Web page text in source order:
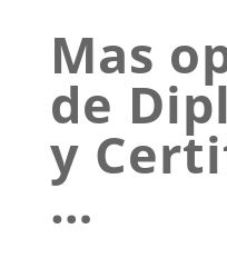
Mas
de
y
…